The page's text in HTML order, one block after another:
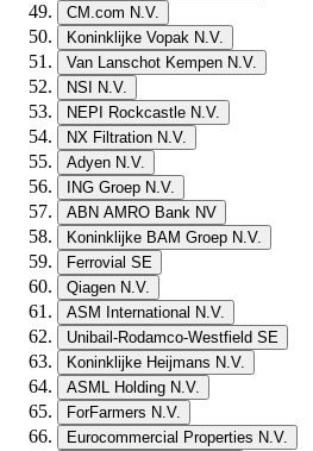
CM.com N.V.
Koninklijke Vopak N.V.
Van Lanschot Kempen N.V.
NSI N.V.
NEPI Rockcastle N.V.
NX Filtration N.V.
Adyen N.V.
ING Groep N.V.
ABN AMRO Bank NV
Koninklijke BAM Groep N.V.
Ferrovial SE
Qiagen N.V.
ASM International N.V.
Unibail-Rodamco-Westfield SE
Koninklijke Heijmans N.V.
ASML Holding N.V.
ForFarmers N.V.
Eurocommercial Properties N.V.